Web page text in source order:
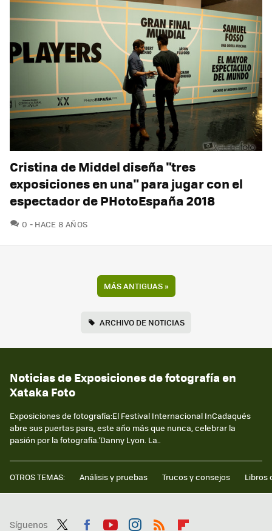
Cristina de Middel diseña "tres
exposiciones en una" para jugar con el
espectador de PHotoEspaña 2018
0 COMENTARIOS
HACE 8 AÑOS
MÁS ANTIGUAS»
ARCHIVO DE NOTICIAS
Noticias de Exposiciones de fotografía en
Xataka Foto
Exposiciones de fotografía:El Festival Internacional InCadaqués
abre sus puertas para, este año más que nunca, celebrar la
pasión por la fotografía.‘Danny Lyon. La..
OTROS TEMAS: Análisis y pruebas Trucos y consejos Libros
Síguenos